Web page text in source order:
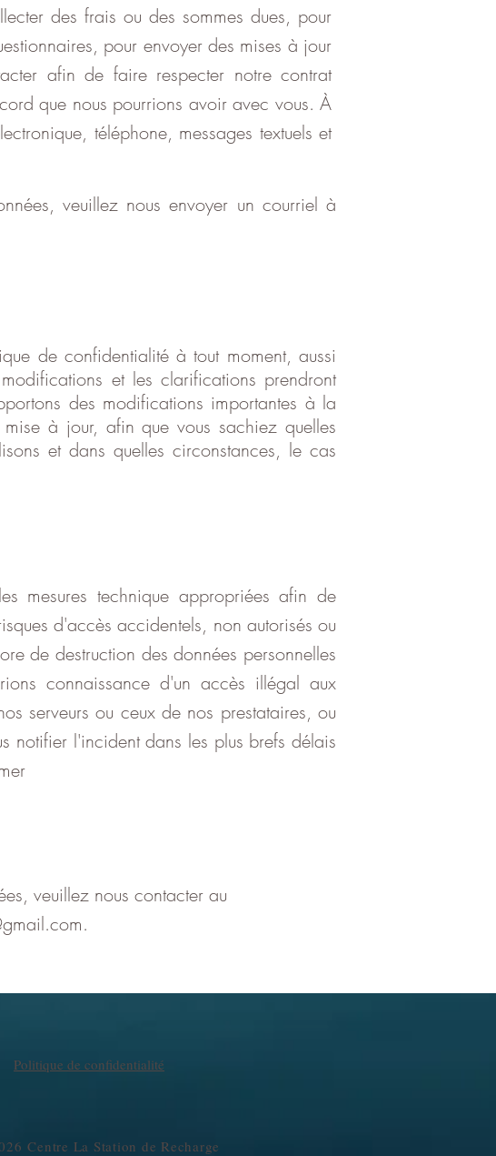
des frais ou des sommes dues, pour
pour envoyer des mises à jour
afin de faire respecter notre contrat
que nous pourrions avoir avec vous. À
téléphone, messages textuels et
veuillez nous envoyer un courriel à
de confidentialité à tout moment, aussi
et les clarifications prendront
des modifications importantes à la
à jour, afin que vous sachiez quelles
et dans quelles circonstances, le cas
mesures technique appropriées afin de
d'accès accidentels, non autorisés ou
de destruction des données personnelles
connaissance d'un accès illégal aux
serveurs ou ceux de nos prestataires, ou
notifier l'incident dans les plus brefs délais
veuillez nous contacter au
.
Politique de confidentialité
Centre La Station de Recharge